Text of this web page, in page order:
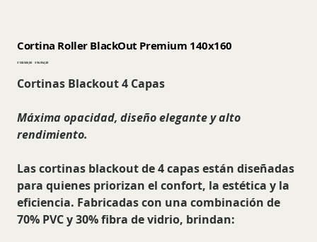
Cortina Roller BlackOut Premium 140x160
Precio
$ 138.506,00
Precio
oferta
$ 96.954,20
Cortinas Blackout 4 Capas
Máxima opacidad, diseño elegante y alto
rendimiento.
Las cortinas blackout de 4 capas están diseñadas
para quienes priorizan el confort, la estética y la
eficiencia. Fabricadas con una combinación de
70% PVC y 30% fibra de vidrio, brindan: